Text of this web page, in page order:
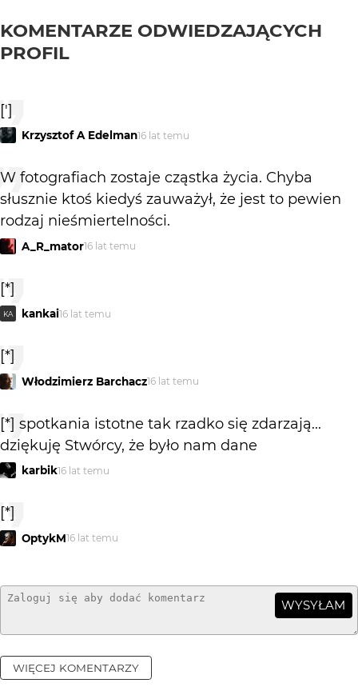
KOMENTARZE ODWIEDZAJĄCYCH
PROFIL
[']
Krzysztof A Edelman16 lat temu
W fotografiach zostaje cząstka życia. Chyba
słusznie ktoś kiedyś zauważył, że jest to pewien
rodzaj nieśmiertelności.
A_R_mator16 lat temu
[*]
KA kankai16 lat temu
[*]
Włodzimierz Barchacz16 lat temu
[*] spotkania istotne tak rzadko się zdarzają...
dziękuję Stwórcy, że było nam dane
karbik16 lat temu
[*]
OptykM16 lat temu
WYSYŁAM
WIĘCEJ KOMENTARZY